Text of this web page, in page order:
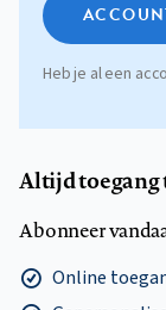
Heb je al een
Altijd toegang
Abonneer
Online